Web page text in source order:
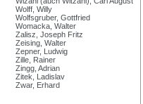
Wolff, Willy
Wolfsgruber, Gottfried
Womacka, Walter
Zalisz, Joseph Fritz
Zeising, Walter
Zepner, Ludwig
Zille, Rainer
Zingg, Adrian
Zitek, Ladislav
Zwar, Erhard